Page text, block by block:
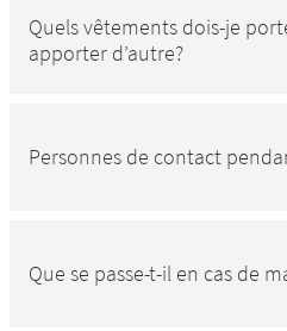
Quels vêtements dois-je
apporter d’autre?
Personnes de contact
Que se passe-t-il en cas de